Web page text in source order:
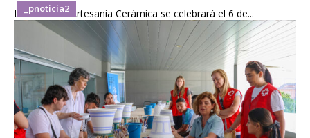
_pnoticia2
La Mostra d'Artesania Ceràmica se celebrará el 6 de...